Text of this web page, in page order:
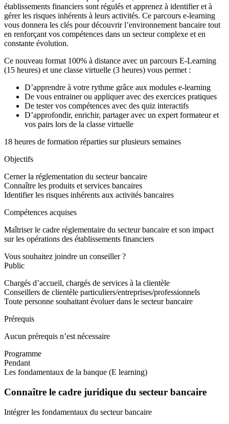
établissements financiers sont régulés et apprenez à identifier et à
gérer les risques inhérents à leurs activités. Ce parcours e-learning
vous donnera les clés pour découvrir l’environnement bancaire tout
en renforçant vos compétences dans un secteur complexe et en
constante évolution.
Ce nouveau format 100% à distance avec un parcours E-Learning
(15 heures) et une classe virtuelle (3 heures) vous permet :
D’apprendre à votre rythme grâce aux modules e-learning
De vous entrainer ou appliquer avec des exercices pratiques
De tester vos compétences avec des quiz interactifs
D’approfondir, enrichir, partager avec un expert formateur et
vos pairs lors de la classe virtuelle
18 heures de formation réparties sur plusieurs semaines
Objectifs
Cerner la réglementation du secteur bancaire
Connaître les produits et services bancaires
Identifier les risques inhérents aux activités bancaires
Compétences acquises
Maîtriser le cadre réglementaire du secteur bancaire et son impact
sur les opérations des établissements financiers
Vous souhaitez joindre un conseiller ?
Public
Chargés d’accueil, chargés de services à la clientèle
Conseillers de clientèle particuliers/entreprises/professionnels
Toute personne souhaitant évoluer dans le secteur bancaire
Prérequis
Aucun prérequis n’est nécessaire
Programme
Pendant
Les fondamentaux de la banque (E learning)
Connaître le cadre juridique du secteur bancaire
Intégrer les fondamentaux du secteur bancaire